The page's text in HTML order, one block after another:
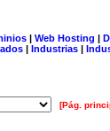
| Web Hosting |
| Industrias |
[Pág.